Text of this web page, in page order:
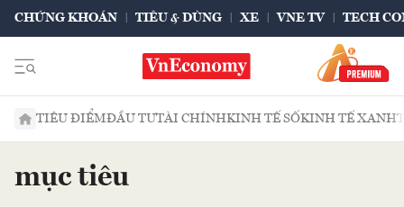
CHỨNG KHOÁN TIÊU & DÙNG XE VNE TV TECH
TIÊU ĐIỂMĐẦU TƯTÀI CHÍNHKINH TẾ SỐKINH TẾ XANH
mục tiêu